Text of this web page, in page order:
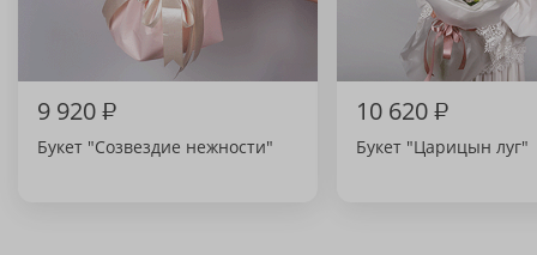
9 920₽
Букет "Созвездие нежности"
10 620₽
Букет "Царицын луг"